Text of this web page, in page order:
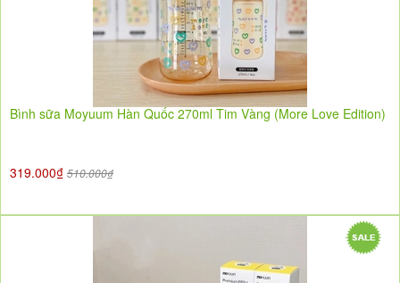
Bình sữa Moyuum Hàn Quốc 270ml Tim Vàng (More Love Edition)
319.000₫ 510.000₫